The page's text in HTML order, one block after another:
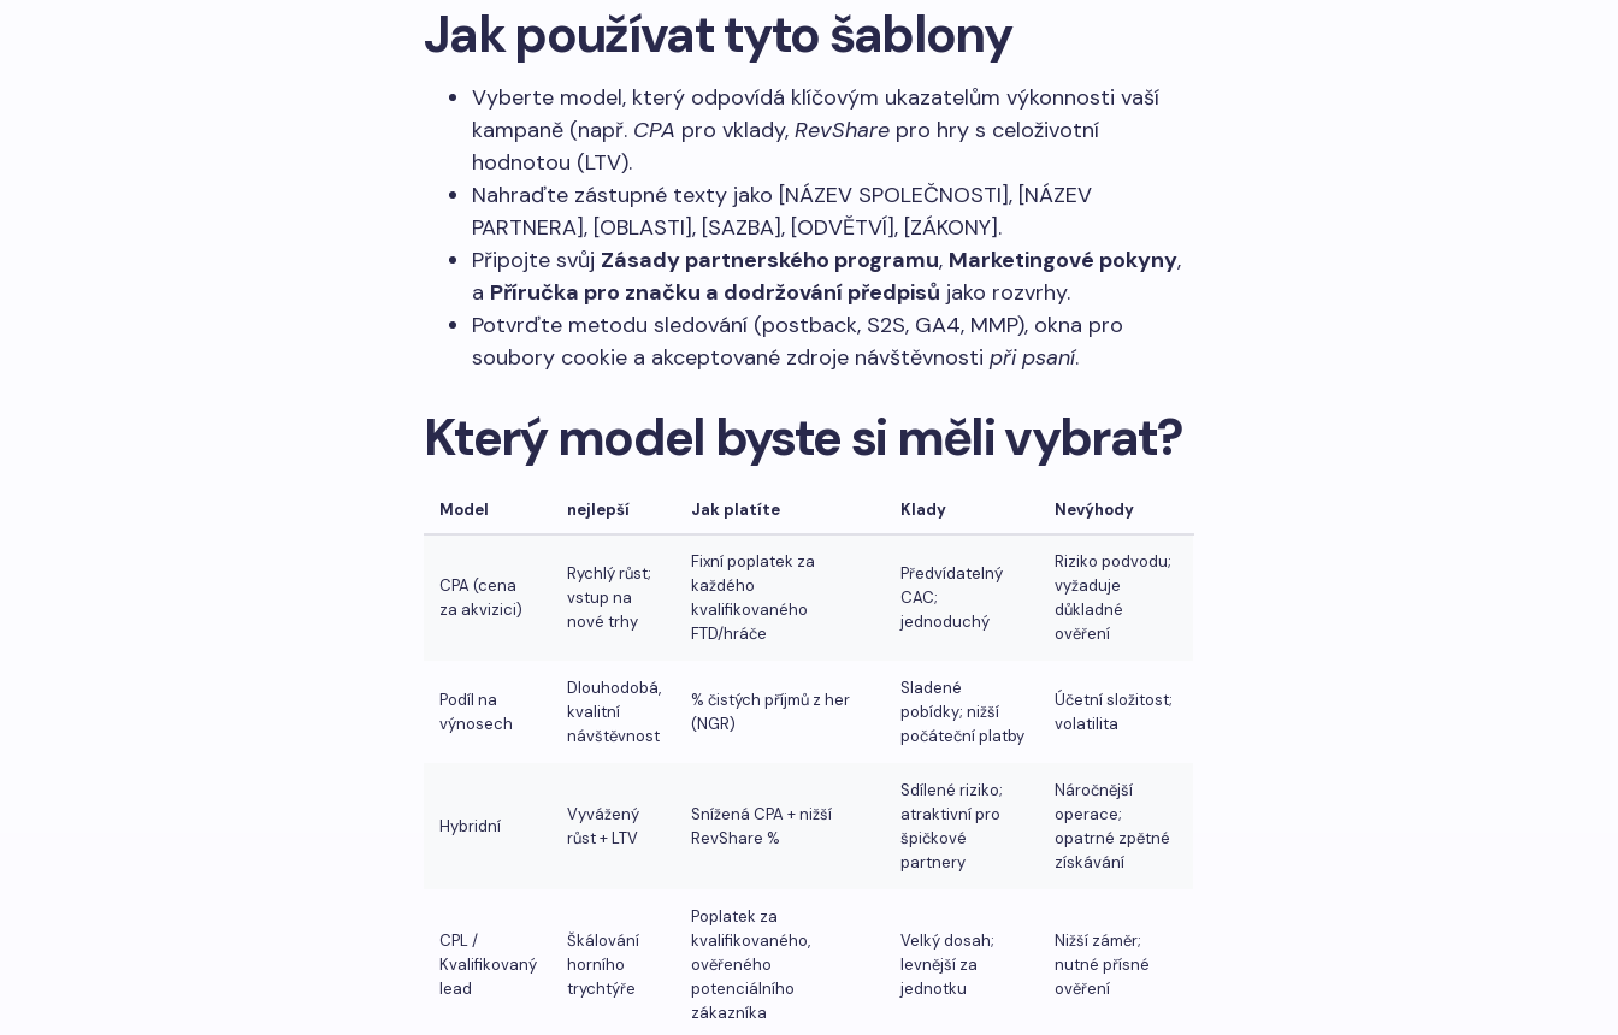
Jak používat tyto šablony
Vyberte model, který odpovídá klíčovým ukazatelům výkonnosti vaší
kampaně (např. CPA pro vklady, RevShare pro hry s celoživotní
hodnotou (LTV).
Nahraďte zástupné texty jako [NÁZEV SPOLEČNOSTI], [NÁZEV
PARTNERA], [OBLASTI], [SAZBA], [ODVĚTVÍ], [ZÁKONY].
Připojte svůj Zásady partnerského programu, Marketingové pokyny,
a Příručka pro značku a dodržování předpisů jako rozvrhy.
Potvrďte metodu sledování (postback, S2S, GA4, MMP), okna pro
soubory cookie a akceptované zdroje návštěvnosti při psaní.
Který model byste si měli vybrat?
Model nejlepší Jak platíte Klady Nevýhody
CPA (cena
za akvizici)
Rychlý růst;
vstup na
nové trhy
Fixní poplatek za
každého
kvalifikovaného
FTD/hráče
Předvídatelný
CAC;
jednoduchý
Riziko podvodu;
vyžaduje
důkladné
ověření
Podíl na
výnosech
Dlouhodobá,
kvalitní
návštěvnost
% čistých příjmů z her
(NGR)
Sladené
pobídky; nižší
počáteční platby
Účetní složitost;
volatilita
Hybridní
Vyvážený
růst + LTV
Snížená CPA + nižší
RevShare %
Sdílené riziko;
atraktivní pro
špičkové
partnery
Náročnější
operace;
opatrné zpětné
získávání
CPL /
Kvalifikovaný
lead
Škálování
horního
trychtýře
Poplatek za
kvalifikovaného, ​​
ověřeného
potenciálního
zákazníka
Velký dosah;
levnější za
jednotku
Nižší záměr;
nutné přísné
ověření